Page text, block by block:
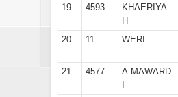
19
4593
KHAERIYA
H
20
11 WERI
21
4577
A.MAWARD